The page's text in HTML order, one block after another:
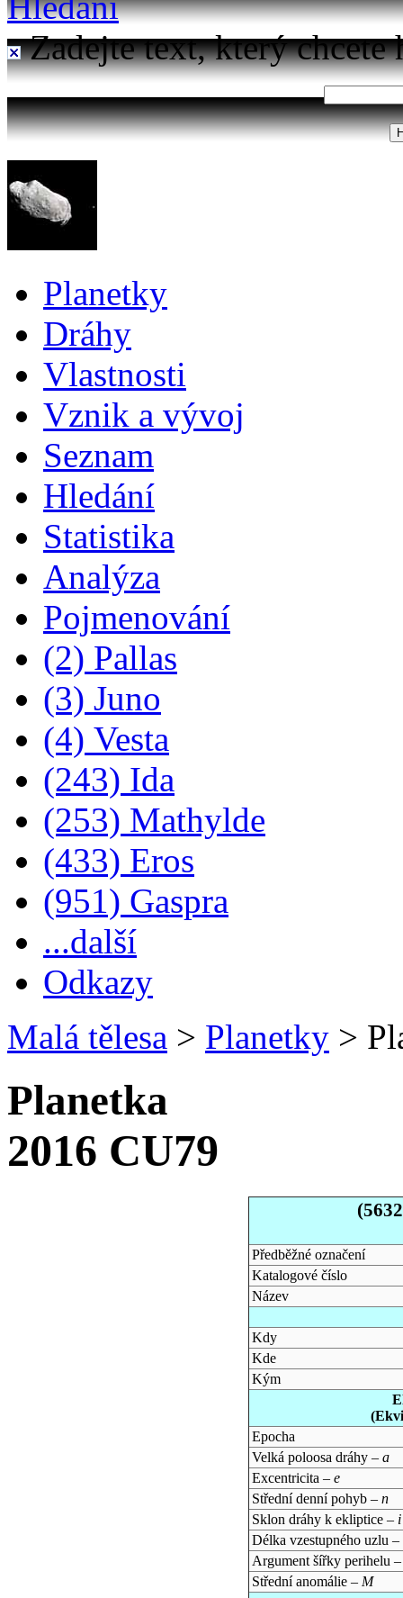
Zadejte text, který chcete
Planetky
Dráhy
Vlastnosti
Vznik a vývoj
Seznam
Hledání
Statistika
Analýza
Pojmenování
(2) Pallas
(3) Juno
(4) Vesta
(243) Ida
(253) Mathylde
(433) Eros
(951) Gaspra
...další
Odkazy
Malá tělesa > Planetky >
Planetka
2016 CU79
Předběžné označení
Katalogové číslo
Název
Kdy
Kde
Kým
Epocha
Velká poloosa dráhy – a
Excentricita – e
Střední denní pohyb – n
Sklon dráhy k ekliptice – i
Délka vzestupného uzlu –
Argument šířky perihelu
Střední anomálie – M